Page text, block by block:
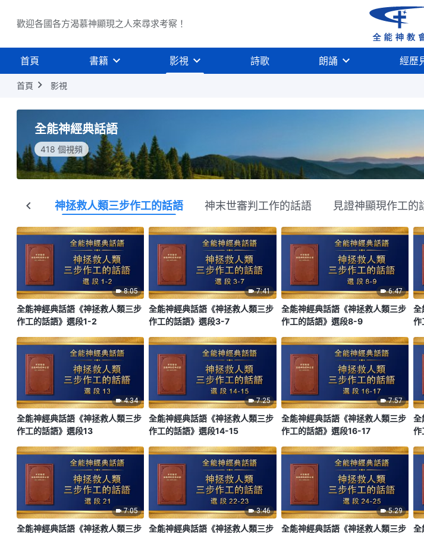
歡迎各國各方渴慕神顯現之人來尋求考察！
首頁 書籍 影視 詩歌 朗誦 經歷
首頁 影視
全能神經典話語
418 個視頻
全部 神拯救人類三步作工的話語 神末世審判工作的話語 見證神顯現作工的
8:05
全能神經典話語《神拯救人類三步
作工的話語》選段1-2
7:41
全能神經典話語《神拯救人類三步
作工的話語》選段3-7
6:47
全能神經典話語《神拯救人類三步
作工的話語》選段8-9
全
作
4:34
全能神經典話語《神拯救人類三步
作工的話語》選段13
7:25
全能神經典話語《神拯救人類三步
作工的話語》選段14-15
7:57
全能神經典話語《神拯救人類三步
作工的話語》選段16-17
全
作
7:05
全能神經典話語《神拯救人類三步
3:46
全能神經典話語《神拯救人類三步
5:29
全能神經典話語《神拯救人類三步
全